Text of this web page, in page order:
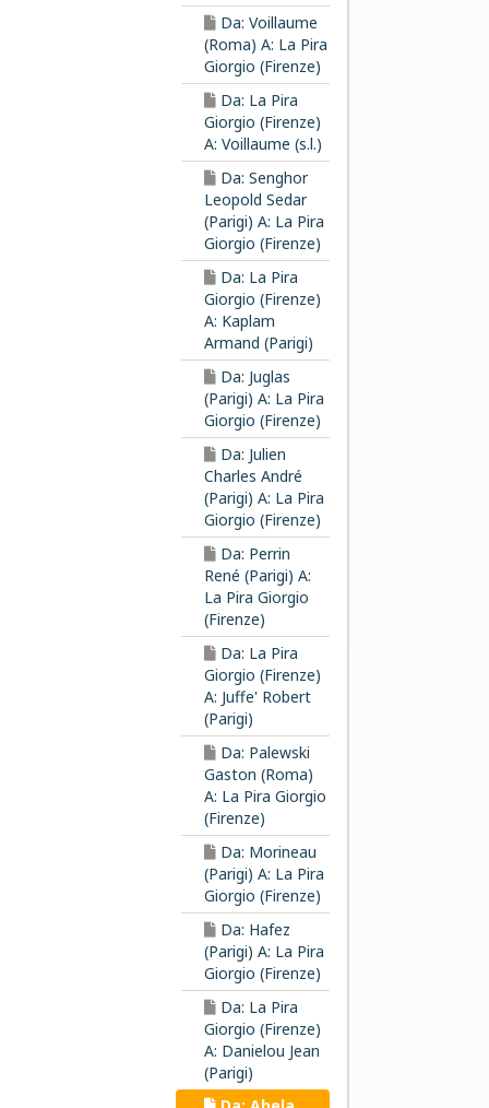
Da: Voillaume
(Roma) A: La Pira
Giorgio (Firenze)
Da: La Pira
Giorgio (Firenze)
A: Voillaume (s.l.)
Da: Senghor
Leopold Sedar
(Parigi) A: La Pira
Giorgio (Firenze)
Da: La Pira
Giorgio (Firenze)
A: Kaplam
Armand (Parigi)
Da: Juglas
(Parigi) A: La Pira
Giorgio (Firenze)
Da: Julien
Charles André
(Parigi) A: La Pira
Giorgio (Firenze)
Da: Perrin
René (Parigi) A:
La Pira Giorgio
(Firenze)
Da: La Pira
Giorgio (Firenze)
A: Juffe' Robert
(Parigi)
Da: Palewski
Gaston (Roma)
A: La Pira Giorgio
(Firenze)
Da: Morineau
(Parigi) A: La Pira
Giorgio (Firenze)
Da: Hafez
(Parigi) A: La Pira
Giorgio (Firenze)
Da: La Pira
Giorgio (Firenze)
A: Danielou Jean
(Parigi)